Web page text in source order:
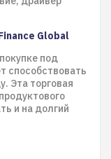
Global
под
способствовать
Эта торговая
и на долгий